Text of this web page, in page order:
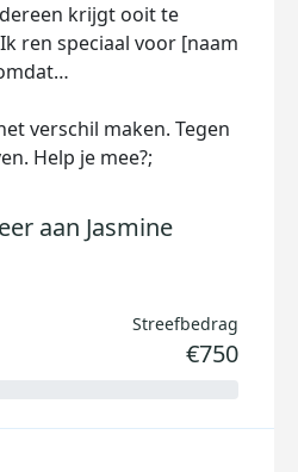
krijgt ooit te
ren speciaal voor [naam
verschil maken. Tegen
Help je mee?;
aan Jasmine
Streefbedrag
€750